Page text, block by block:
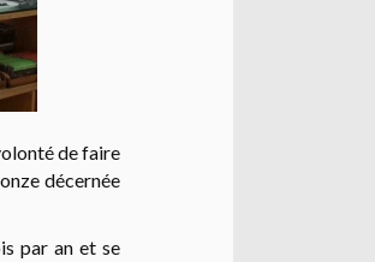
de faire
décernée
par an et se